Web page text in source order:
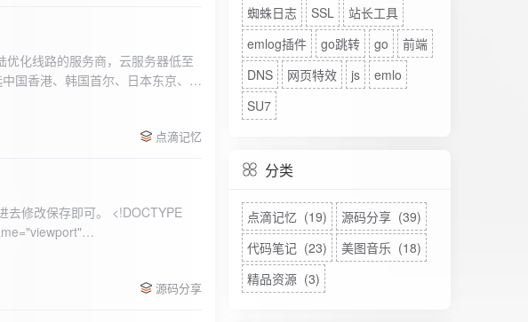
国香港、韩国首尔、日本东京、美
点滴记忆
15px; } .flow-card, .flow-card-top { padding: 12px; margin-bottom: 10px; flex-direction: column; } .flow-card .text-content, .flow-card-top h3 { text-align: center; margin-bottom: 12px; font-size: 16px; } .flow-card h2 { font-size: 16px; margin-bottom: 5px; text-align: center; } .flow-card p { font-size: 13px; text-align: center; padding: 0 5px; } .flow-card a, .flow-card-top a, .flow-card .buttons a, .flow-card-top .buttons a { padding: 7px 0; font-size: 14px; margin: 0 4px; width: 95px; text-align: center; background: #ffffff; color: #2b5876; } .flow-card .buttons, .flow-card-top .buttons { justify-content: center; width: 100%; margin-top: 5px; } .nav-item { padding: 12px; min-height: 70px; width: 100%; } .header h1 { font-size: 24px; } .notice p { font-size: 14px; } .copyright { padding: 10px 0; font-size: 12px; } } /* 版权信息样式 */ .copyright { text-align: center; padding: 15px 0; color: #6c757d; font-size: 13px; letter-spacing: 0.5px; width: 100%; max-width: 1200px; margin: 0 auto; } /* 弹窗样式 */ .modal-overlay { position: fixed; top: 0; left: 0; right: 0; bottom: 0; background: rgba(0, 0, 0, 0.4); display: flex; justify-content: center; align-items: center; z-index: 10000; } .modal { background: white; border: 1px solid #e9ecef; padding: 25px; border-radius: 15px; width: 90%; max-width: 3
源码分享
蜘蛛日志
SSL
站长工具
emlog插件
go跳转 go
前端
DNS
网页特效 js
emlo
SU7
分类
点滴记忆 (19)
源码分享 (39)
代码笔记 (23)
美图音乐 (18)
精品资源 (3)